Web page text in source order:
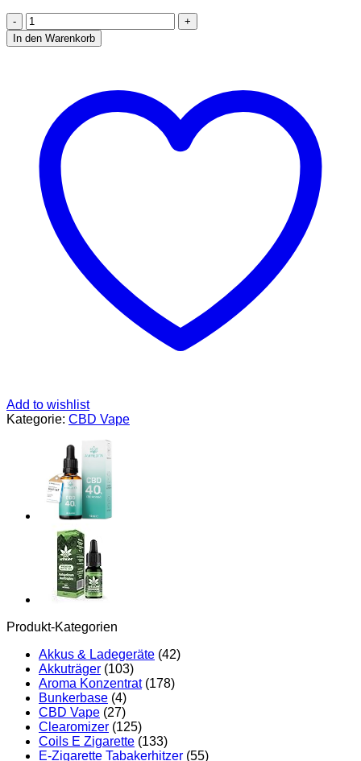
NATURFREUND®
Premium
Hanföl
Tropfen
Omega
Fettsäuren
Naturöl
Hanftropfen
In den Warenkorb
Add to wishlist
Kategorie: CBD Vape
Produkt-Kategorien
Akkus & Ladegeräte (42)
Akkuträger (103)
Aroma Konzentrat (178)
Bunkerbase (4)
CBD Vape (27)
Clearomizer (125)
Coils E Zigarette (133)
E-Zigarette Tabakerhitzer (55)